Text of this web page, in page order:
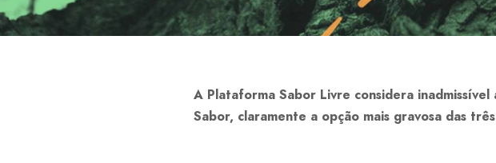
A Plataforma Sabor Livre considera
Sabor, claramente a opção mais gravosa das